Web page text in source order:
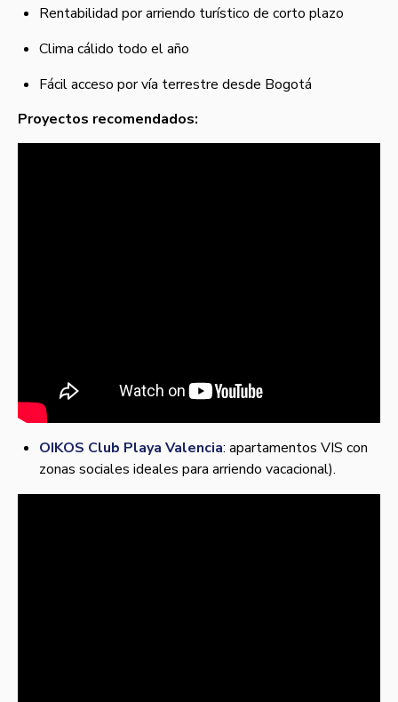
Rentabilidad por arriendo turístico de corto plazo
Clima cálido todo el año
Fácil acceso por vía terrestre desde Bogotá
Proyectos recomendados:
OIKOS Club Playa Valencia: apartamentos VIS con
zonas sociales ideales para arriendo vacacional).